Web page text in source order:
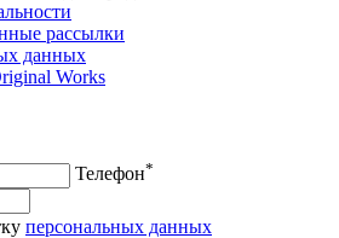
рассылки
данных
Works
Телефон*
персональных данных